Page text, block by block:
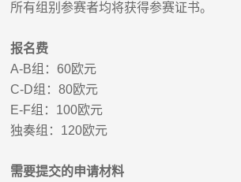
所有组别参赛者均将获得参赛证书。
报名费
A-B组：60欧元
C-D组：80欧元
E-F组： 100欧元
独奏组： 120欧元
需要提交的申请材料